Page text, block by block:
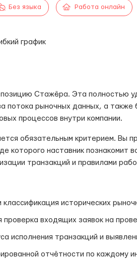
Без языка Работа онлайн
график
Стажёра. Эта полностью
потока рыночных данных, а также
процессов внутри компании.
обязательным критерием. Вы
которого наставник познакомит
транзакций и правилами
классификация исторических
проверка входящих заявок на
исполнения транзакций и
отчётности по каждому